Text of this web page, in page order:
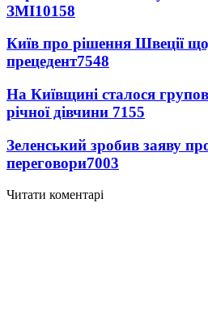
ЗМІ10158
Київ про рішення Швеції
прецедент7548
На Київщині сталося
річної дівчини 7155
Зеленський зробив заяву
переговори7003
Читати коментарі